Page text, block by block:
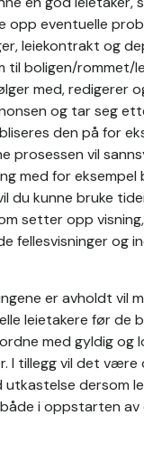
opp eventuelle
leiekontrakt og
til boligen/
med, redigerer
og tar seg
den på for
prosessen vil
med for
du kunne bruke
setter opp
fellesvisninger og
er avholdt vil
leietakere før de
med gyldig
I tillegg vil det
utkastelse dersom
i oppstarten